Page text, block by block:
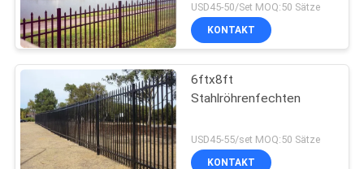
USD45-50/Set MOQ:50 Sätze
KONTAKT
6ftx8ft
Stahlröhrenfechten
USD45-55/set MOQ:50 Sätze
KONTAKT